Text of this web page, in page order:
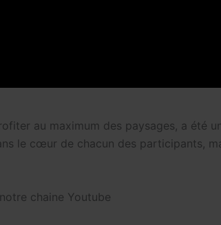
au maximum des paysages, a été
le cœur de chacun des participants,
chaine Youtube